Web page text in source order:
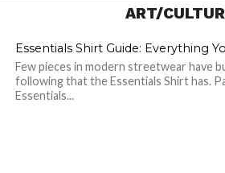
ART/
Essentials Shirt Guide: Everything
Few pieces in modern streetwear have
following that the Essentials Shirt has.
Essentials...